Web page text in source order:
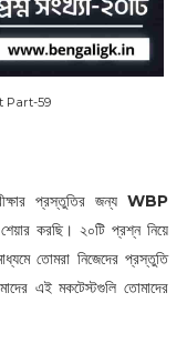
Part-59
প্রস্তুতির জন্যWBP
শেয়ার করছি। ২০টি প্রশ্ন নিয়ে
তোমরা নিজেদের প্রস্তুতি
এই মকটেস্টগুলি তোমাদের